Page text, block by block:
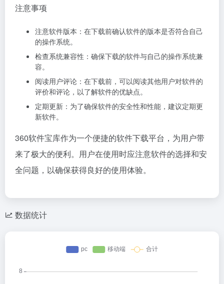
注意事项
注意软件版本：在下载前确认软件的版本是否符合自己
的操作系统。
检查系统兼容性：确保下载的软件与自己的操作系统兼
容。
阅读用户评论：在下载前，可以阅读其他用户对软件的
评价和评论，以了解软件的优缺点。
定期更新：为了确保软件的安全性和性能，建议定期更
新软件。
360软件宝库作为一个便捷的软件下载平台，为用户带
来了极大的便利。用户在使用时应注意软件的选择和安
全问题，以确保获得良好的使用体验。
数据统计